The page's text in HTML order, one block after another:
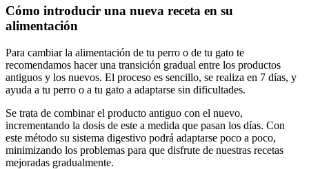
Cómo introducir una nueva receta en su
alimentación
Para cambiar la alimentación de tu perro o de tu gato te
recomendamos hacer una transición gradual entre los productos
antiguos y los nuevos. El proceso es sencillo, se realiza en 7 días, y
ayuda a tu perro o a tu gato a adaptarse sin dificultades.
Se trata de combinar el producto antiguo con el nuevo,
incrementando la dosis de este a medida que pasan los días. Con
este método su sistema digestivo podrá adaptarse poco a poco,
minimizando los problemas para que disfrute de nuestras recetas
mejoradas gradualmente.